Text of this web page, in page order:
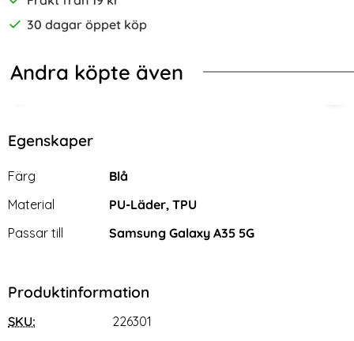
30 dagar öppet köp
Andra köpte även
Läder Blå
Galaxy A35 5G Fodral Diamond Multifunktionell Grön
[2-Pack] Samsung A35 5G
Egenskaper
Egenskaper/attribut för denna produkt
Attribut
Färg
Blå
Material
PU-Läder, TPU
Passar till
Samsung Galaxy A35 5G
Produktinformation
SKU: 226301